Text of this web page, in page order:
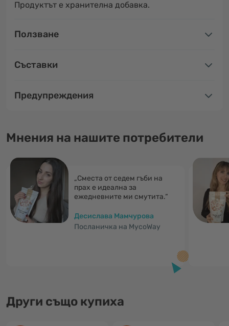
Продуктът е хранителна добавка.
Ползване
Съставки
Предупреждения
Мнения на нашите потребители
„Сместа от седем гъби на
прах е идеална за
ежедневните ми смутита.“
Десислава Мамчурова
Посланичка на MycoWay
Други също купиха